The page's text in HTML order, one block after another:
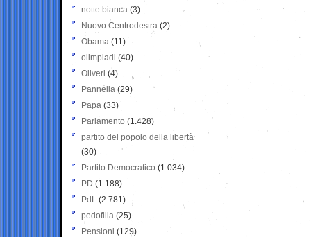
notte bianca (3)
Nuovo Centrodestra (2)
Obama (11)
olimpiadi (40)
Oliveri (4)
Pannella (29)
Papa (33)
Parlamento (1.428)
partito del popolo della libertà
(30)
Partito Democratico (1.034)
PD (1.188)
PdL (2.781)
pedofilia (25)
Pensioni (129)